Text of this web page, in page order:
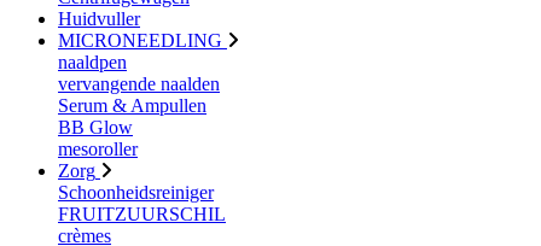
Huidvuller
MICRONEEDLING
naaldpen
vervangende naalden
Serum & Ampullen
BB Glow
mesoroller
Zorg
Schoonheidsreiniger
FRUITZUURSCHIL
crèmes